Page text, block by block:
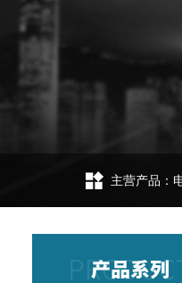
主营产品：